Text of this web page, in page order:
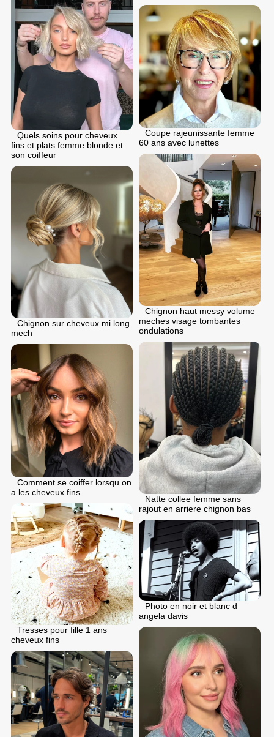
Quels soins pour cheveux
fins et plats femme blonde et
son coiffeur
Coupe rajeunissante femme
60 ans avec lunettes
Chignon haut messy volume
meches visage tombantes
ondulations
Chignon sur cheveux mi long
mech
Natte collee femme sans
rajout en arriere chignon bas
Comment se coiffer lorsqu on
a les cheveux fins
Tresses pour fille 1 ans
cheveux fins
Photo en noir et blanc d
angela davis